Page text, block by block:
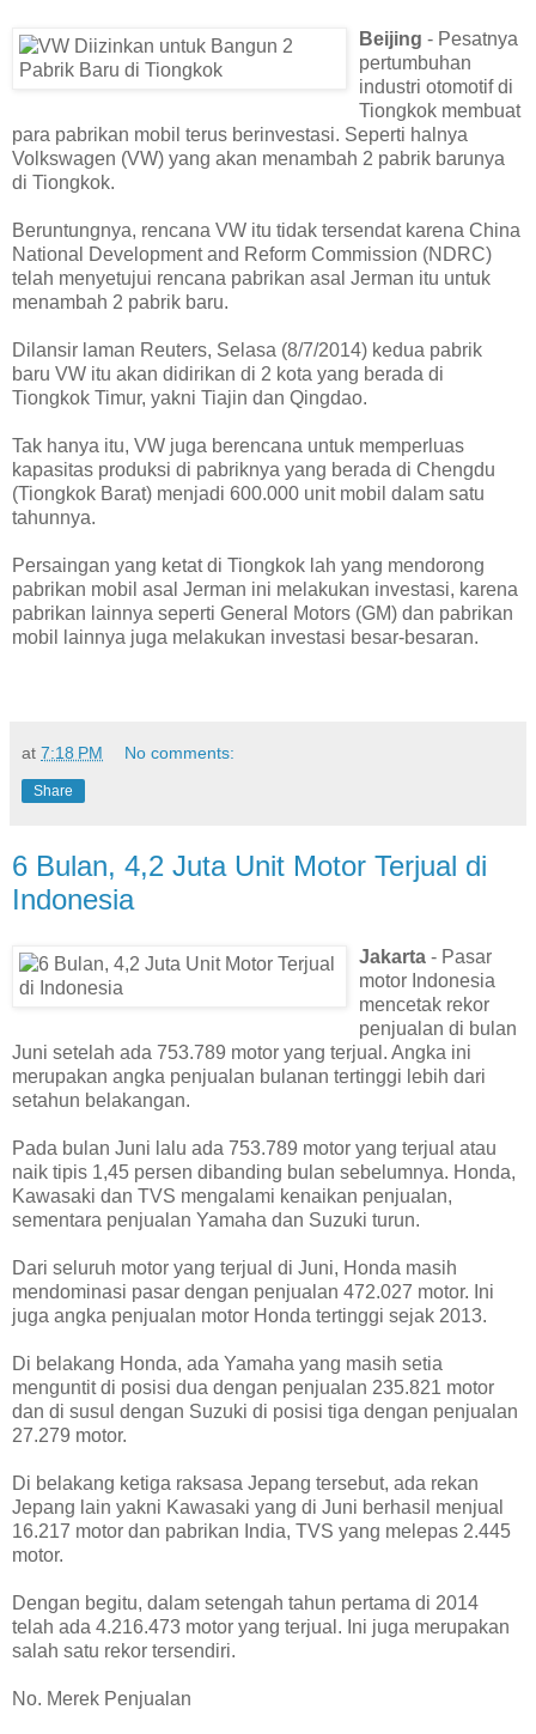
Beijing - Pesatnya
pertumbuhan
industri otomotif di
Tiongkok membuat
para pabrikan mobil terus berinvestasi. Seperti halnya
Volkswagen (VW) yang akan menambah 2 pabrik barunya
di Tiongkok.
Beruntungnya, rencana VW itu tidak tersendat karena China
National Development and Reform Commission (NDRC)
telah menyetujui rencana pabrikan asal Jerman itu untuk
menambah 2 pabrik baru.
Dilansir laman Reuters, Selasa (8/7/2014) kedua pabrik
baru VW itu akan didirikan di 2 kota yang berada di
Tiongkok Timur, yakni Tiajin dan Qingdao.
Tak hanya itu, VW juga berencana untuk memperluas
kapasitas produksi di pabriknya yang berada di Chengdu
(Tiongkok Barat) menjadi 600.000 unit mobil dalam satu
tahunnya.
Persaingan yang ketat di Tiongkok lah yang mendorong
pabrikan mobil asal Jerman ini melakukan investasi, karena
pabrikan lainnya seperti General Motors (GM) dan pabrikan
mobil lainnya juga melakukan investasi besar-besaran.
at 7:18 PM No comments:
Share
6 Bulan, 4,2 Juta Unit Motor Terjual di
Indonesia
Jakarta - Pasar
motor Indonesia
mencetak rekor
penjualan di bulan
Juni setelah ada 753.789 motor yang terjual. Angka ini
merupakan angka penjualan bulanan tertinggi lebih dari
setahun belakangan.
Pada bulan Juni lalu ada 753.789 motor yang terjual atau
naik tipis 1,45 persen dibanding bulan sebelumnya. Honda,
Kawasaki dan TVS mengalami kenaikan penjualan,
sementara penjualan Yamaha dan Suzuki turun.
Dari seluruh motor yang terjual di Juni, Honda masih
mendominasi pasar dengan penjualan 472.027 motor. Ini
juga angka penjualan motor Honda tertinggi sejak 2013.
Di belakang Honda, ada Yamaha yang masih setia
menguntit di posisi dua dengan penjualan 235.821 motor
dan di susul dengan Suzuki di posisi tiga dengan penjualan
27.279 motor.
Di belakang ketiga raksasa Jepang tersebut, ada rekan
Jepang lain yakni Kawasaki yang di Juni berhasil menjual
16.217 motor dan pabrikan India, TVS yang melepas 2.445
motor.
Dengan begitu, dalam setengah tahun pertama di 2014
telah ada 4.216.473 motor yang terjual. Ini juga merupakan
salah satu rekor tersendiri.
No. Merek Penjualan